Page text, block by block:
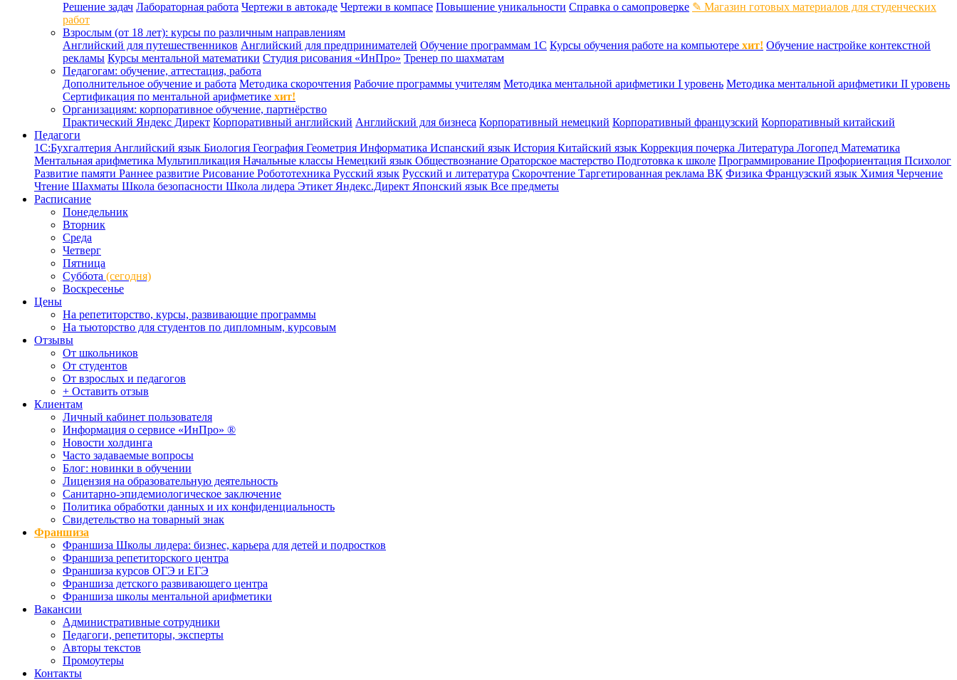
Решение задач Лабораторная работа Чертежи в автокаде Чертежи в компасе Повышение уникальности Справка о самопроверке ✎ Магазин готовых материалов для студенческих
работ
Взрослым (от 18 лет): курсы по различным направлениям
Английский для путешественников Английский для предпринимателей Обучение программам 1С Курсы обучения работе на компьютере хит! Обучение настройке контекстной
рекламы Курсы ментальной математики Студия рисования «ИнПро» Тренер по шахматам
Педагогам: обучение, аттестация, работа
Дополнительное обучение и работа Методика скорочтения Рабочие программы учителям Методика ментальной арифметики I уровень Методика ментальной арифметики II уровень
Сертификация по ментальной арифметике хит!
Организациям: корпоративное обучение, партнёрство
Практический Яндекс Директ Корпоративный английский Английский для бизнеса Корпоративный немецкий Корпоративный французский Корпоративный китайский
Педагоги
1С:Бухгалтерия Английский язык Биология География Геометрия Информатика Испанский язык История Китайский язык Коррекция почерка Литература Логопед Математика
Ментальная арифметика Мультипликация Начальные классы Немецкий язык Обществознание Ораторское мастерство Подготовка к школе Программирование Профориентация Психолог
Развитие памяти Раннее развитие Рисование Робототехника Русский язык Русский и литература Скорочтение Таргетированная реклама ВК Физика Французский язык Химия Черчение
Чтение Шахматы Школа безопасности Школа лидера Этикет Яндекс.Директ Японский язык Все предметы
Расписание
Понедельник
Вторник
Среда
Четверг
Пятница
Суббота (сегодня)
Воскресенье
Цены
На репетиторство, курсы, развивающие программы
На тьюторство для студентов по дипломным, курсовым
Отзывы
От школьников
От студентов
От взрослых и педагогов
+ Оставить отзыв
Клиентам
Личный кабинет пользователя
Информация о сервисе «ИнПро» ®
Новости холдинга
Часто задаваемые вопросы
Блог: новинки в обучении
Лицензия на образовательную деятельность
Санитарно-эпидемиологическое заключение
Политика обработки данных и их конфиденциальность
Свидетельство на товарный знак
Франшиза
Франшиза Школы лидера: бизнес, карьера для детей и подростков
Франшиза репетиторского центра
Франшиза курсов ОГЭ и ЕГЭ
Франшиза детского развивающего центра
Франшиза школы ментальной арифметики
Вакансии
Административные сотрудники
Педагоги, репетиторы, эксперты
Авторы текстов
Промоутеры
Контакты